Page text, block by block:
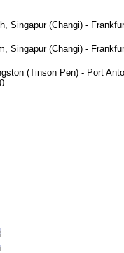
Singapur (Changi) -
Singapur (Changi) -
(Tinson Pen) - Port